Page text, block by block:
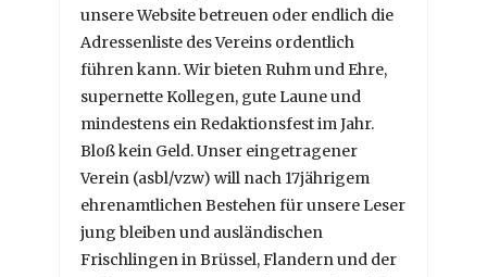
unsere Website betreuen oder endlich die
Adressenliste des Vereins ordentlich
führen kann. Wir bieten Ruhm und Ehre,
supernette Kollegen, gute Laune und
mindestens ein Redaktionsfest im Jahr.
Bloß kein Geld. Unser eingetragener
Verein (asbl/vzw) will nach 17jährigem
ehrenamtlichen Bestehen für unsere Leser
jung bleiben und ausländischen
Frischlingen in Brüssel, Flandern und der